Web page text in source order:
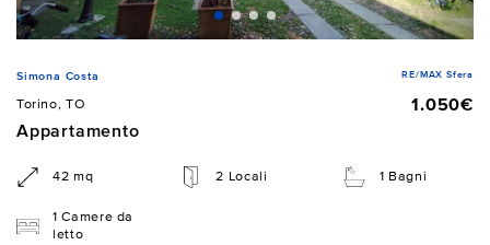
Simona Costa RE/MAX Sfera
Torino, TO
1.050€
Appartamento
42 mq 2 Locali 1 Bagni
1 Camere da
letto